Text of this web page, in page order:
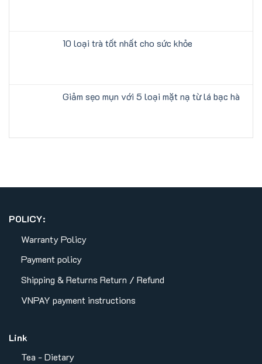
10 loại trà tốt nhất cho sức khỏe
Giảm sẹo mụn với 5 loại mặt nạ từ lá bạc hà
POLICY:
Warranty Policy
Payment policy
Shipping & Returns Return / Refund
VNPAY payment instructions
Link
Tea - Dietary